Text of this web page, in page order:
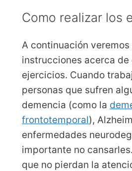
Como realizar los
A continuación veremos
instrucciones acerca de
ejercicios. Cuando
personas que sufren
demencia (como la
frontotemporal),
enfermedades
importante no
que no pierdan la